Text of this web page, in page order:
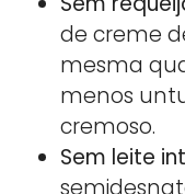
de creme
mesma
menos
cremoso.
Sem leite